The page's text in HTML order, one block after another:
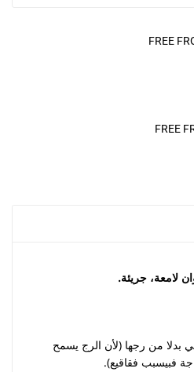
لامعة، جريئة.
بدلا من رجها (لأن الرج يسمح
فبيسبب فقاقيع).